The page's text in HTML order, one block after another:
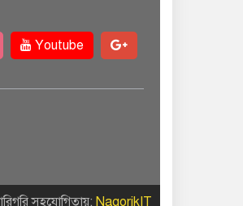
Youtube
সহযোগিতায়: NagorikIT